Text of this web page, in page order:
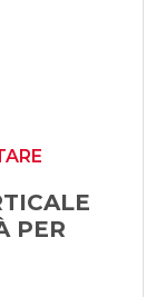
PER